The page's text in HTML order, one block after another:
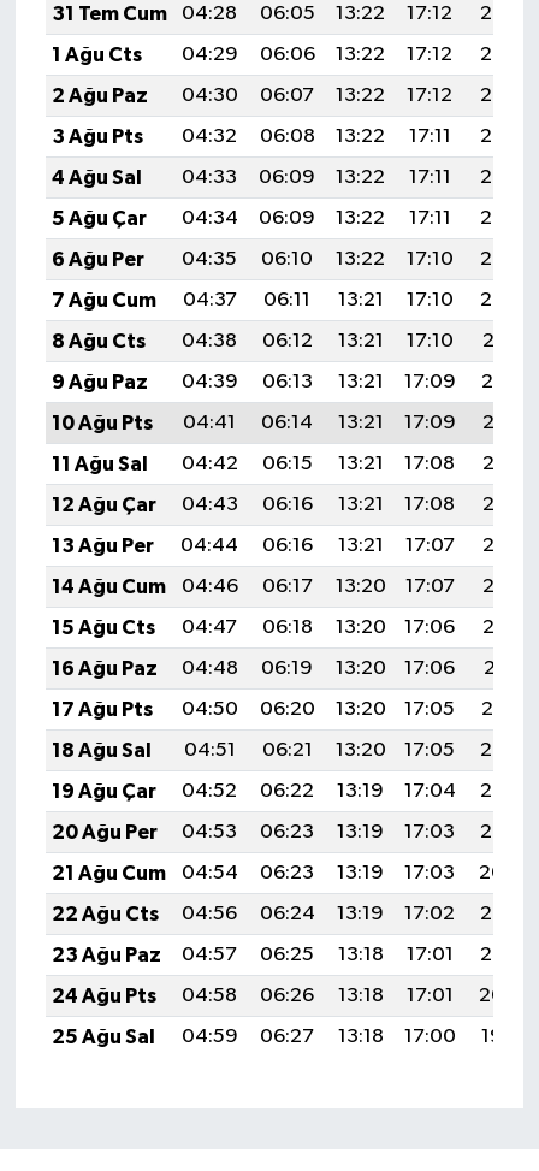
31 Tem Cum
04:28 06:05 13:22 17:12
20:29
1 Ağu Cts
04:29 06:06 13:22 17:12
20:28
2 Ağu Paz
04:30 06:07 13:22 17:12
20:27
3 Ağu Pts
04:32 06:08 13:22 17:11
20:26
4 Ağu Sal
04:33 06:09 13:22 17:11
20:25
5 Ağu Çar
04:34 06:09 13:22 17:11
20:24
6 Ağu Per
04:35 06:10 13:22 17:10
20:23
7 Ağu Cum
04:37 06:11 13:21 17:10
20:22
8 Ağu Cts
04:38 06:12 13:21 17:10
20:21
9 Ağu Paz
04:39 06:13 13:21 17:09
20:19
10 Ağu Pts
04:41 06:14 13:21 17:09
20:18
11 Ağu Sal
04:42 06:15 13:21 17:08
20:17
12 Ağu Çar
04:43 06:16 13:21 17:08
20:16
13 Ağu Per
04:44 06:16 13:21 17:07
20:15
14 Ağu Cum
04:46 06:17 13:20 17:07
20:13
15 Ağu Cts
04:47 06:18 13:20 17:06
20:12
16 Ağu Paz
04:48 06:19 13:20 17:06
20:11
17 Ağu Pts
04:50 06:20 13:20 17:05
20:10
18 Ağu Sal
04:51 06:21 13:20 17:05
20:08
19 Ağu Çar
04:52 06:22 13:19 17:04
20:07
20 Ağu Per
04:53 06:23 13:19 17:03
20:06
21 Ağu Cum
04:54 06:23 13:19 17:03
20:04
22 Ağu Cts
04:56 06:24 13:19 17:02
20:03
23 Ağu Paz
04:57 06:25 13:18 17:01
20:02
24 Ağu Pts
04:58 06:26 13:18 17:01
20:00
25 Ağu Sal
04:59 06:27 13:18 17:00 19:59